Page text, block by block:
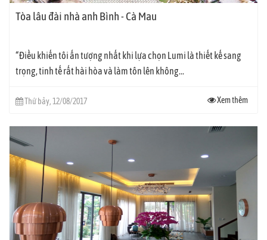
Tòa lâu đài nhà anh Bình - Cà Mau
“Điều khiến tôi ấn tượng nhất khi lựa chọn Lumi là thiết kế sang
trọng, tinh tế rất hài hòa và làm tôn lên không...
Thứ bảy, 12/08/2017 Xem thêm